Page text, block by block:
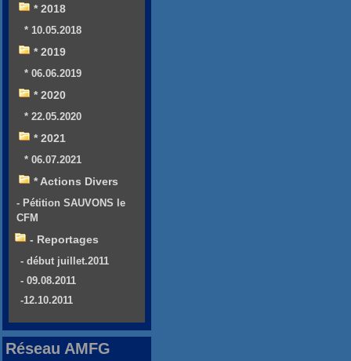
* 2018
* 10.05.2018
* 2019
* 06.06.2019
* 2020
* 22.05.2020
* 2021
* 06.07.2021
* Actions Divers
- Pétition SAUVONS le
CFM
- Reportages
- début juillet.2011
- 09.08.2011
-12.10.2011
Réseau AMFG